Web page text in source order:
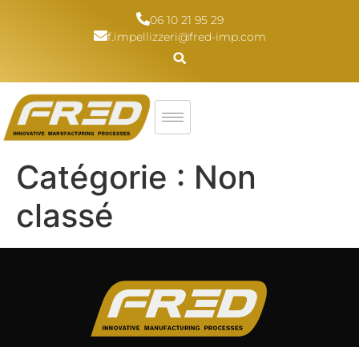
06 10 21 95 29
f.impellizzeri@fred-imp.com
Catégorie : Non
classé